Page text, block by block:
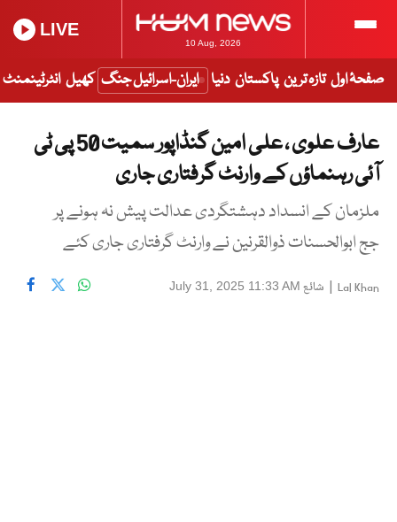
10 Aug, 2026
LIVE
صفحۂ اول تازہ ترین پاکستان دنیا ایران-اسرائیل جنگ کھیل انٹرٹینمنٹ
عارف علوی ، علی امین گنڈاپور سمیت 50 پی ٹی
آئی رہنماؤں کے وارنٹ گرفتاری جاری
ملزمان کے انسداد دہشتگردی عدالت پیش نہ ہونے پر
جج ابوالحسنات ذوالقرنین نے وارنٹ گرفتاری جاری کئے
Lal Khan
| شائع July 31, 2025 11:33 AM